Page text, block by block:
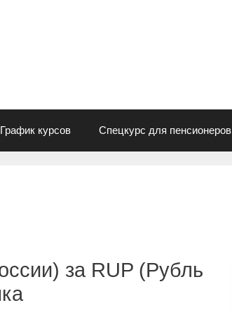
График курсов Спецкурс для пенсионеров
за RUP (Рубль